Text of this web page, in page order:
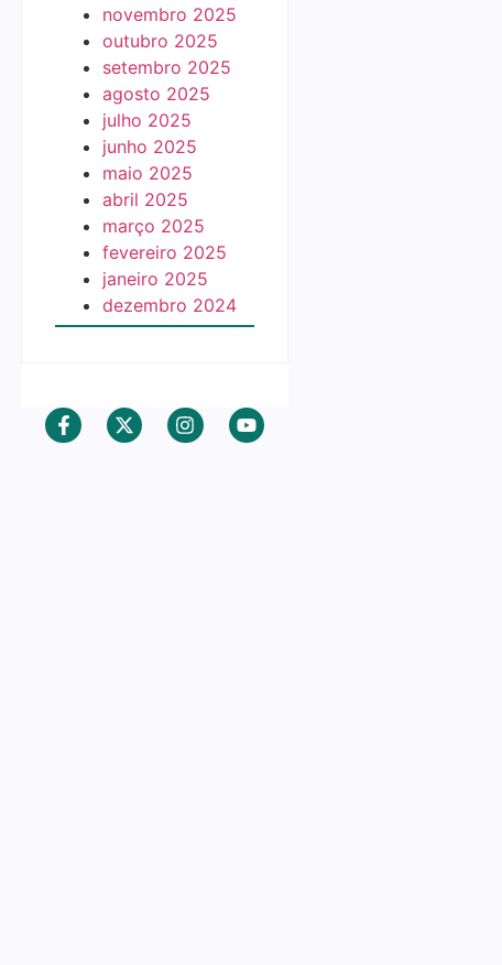
novembro 2025
outubro 2025
setembro 2025
agosto 2025
julho 2025
junho 2025
maio 2025
abril 2025
março 2025
fevereiro 2025
janeiro 2025
dezembro 2024